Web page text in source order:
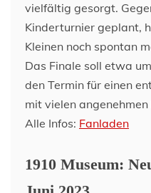
vielfältig gesorgt.
Kinderturnier geplant,
Kleinen noch spontan
Das Finale soll etwa
den Termin für einen
mit vielen angenehmen
Alle Infos: Fanladen
1910 Museum: